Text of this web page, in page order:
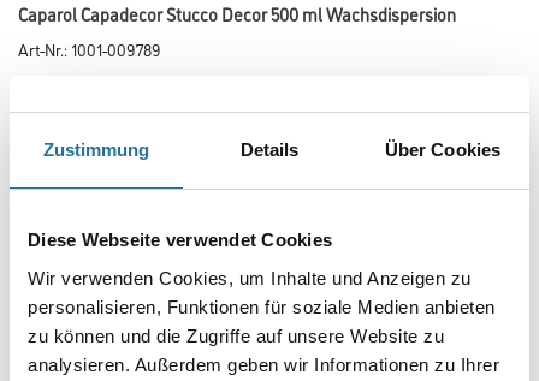
Zustimmung Details Über Cookies
Diese Webseite verwendet Cookies
Wir verwenden Cookies, um Inhalte und Anzeigen zu
personalisieren, Funktionen für soziale Medien anbieten
zu können und die Zugriffe auf unsere Website zu
analysieren. Außerdem geben wir Informationen zu Ihrer
Caparol Capadecor Stucco Decor 500 ml Wachsdispersion
Art-Nr.:1001-009789
Farbtonbezeichnung
Glanzgrad
Gebinde